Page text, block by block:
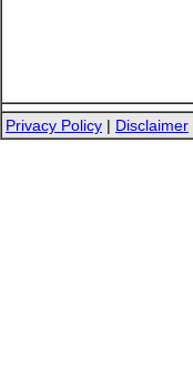
Privacy Policy | Disclaimer